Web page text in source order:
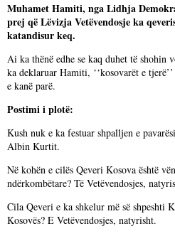
Muhamet Hamiti, nga Lidhja
prej që Lëvizja Vetëvendosje ka
katandisur keq.
Ai ka thënë edhe se kaq duhet të shohin
ka deklaruar Hamiti, ‘‘kosovarët e
e kanë parë.
Postimi i plotë:
Kush nuk e ka festuar shpalljen e
Albin Kurtit.
Në kohën e cilës Qeveri Kosova është
ndërkombëtare? Të Vetëvendosjes,
Cila Qeveri e ka shkelur më së shpeshti
Kosovës? E Vetëvendosjes, natyrisht.